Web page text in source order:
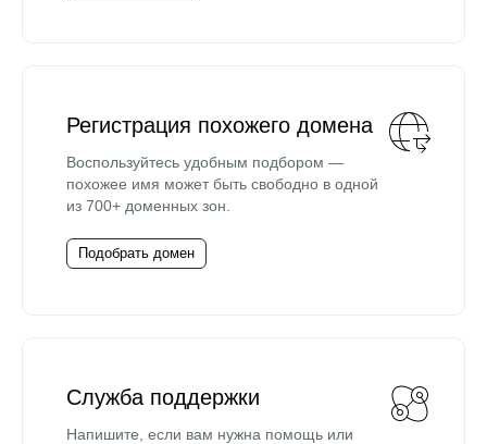
Регистрация похожего домена
Воспользуйтесь удобным подбором —
похожее имя может быть свободно в одной
из 700+ доменных зон.
Подобрать домен
Служба поддержки
Напишите, если вам нужна помощь или